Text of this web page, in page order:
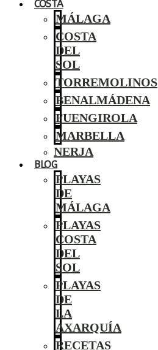
COSTA
MÁLAGA
COSTA
DEL
SOL
TORREMOLINOS
BENALMÁDENA
FUENGIROLA
MARBELLA
NERJA
BLOG
PLAYAS
DE
MÁLAGA
PLAYAS
COSTA
DEL
SOL
PLAYAS
DE
LA
AXARQUÍA
RECETAS